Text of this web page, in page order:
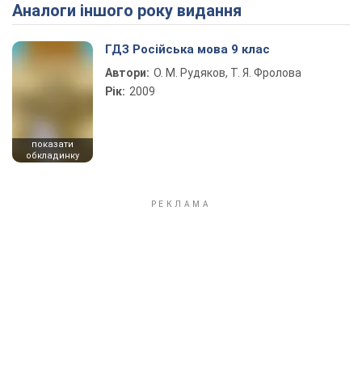
Play Video
Аналоги іншого року видання
показати
обкладинку
ГДЗ Російська мова 9 клас
Автори: О. М. Рудяков, Т. Я. Фролова
Рік: 2009